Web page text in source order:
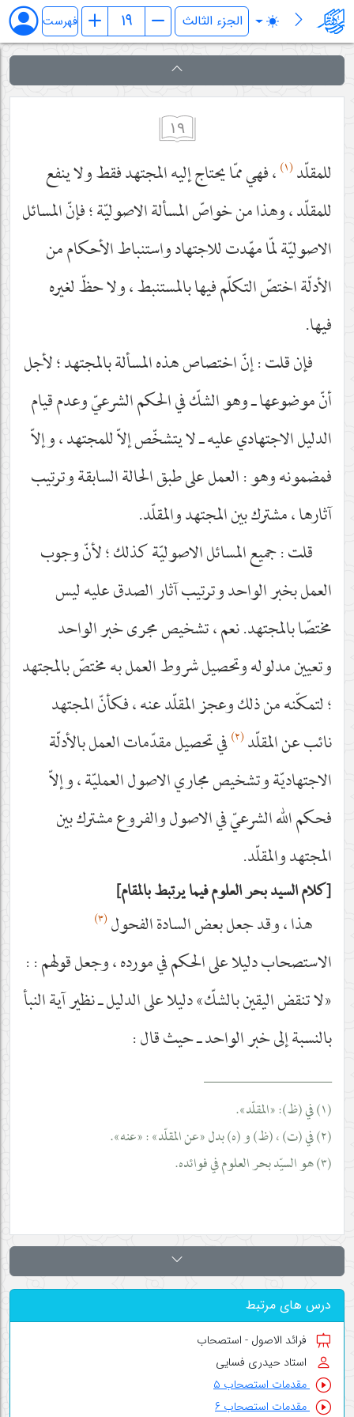
فرائد الاصول (رسائل) فهرست
١٩
للمقلّد(١) ، فهي ممّا يحتاج إليه المجتهد فقط ولا ينفع
للمقلّد ، وهذا من خواصّ المسألة الاصوليّة ؛ فإنّ المسائل
الاصوليّة لمّا مهّدت للاجتهاد واستنباط الأحكام من
الأدلّة اختصّ التكلّم فيها بالمستنبط ، ولا حظّ لغيره
فيها.
فإن قلت : إنّ اختصاص هذه المسألة بالمجتهد ؛ لأجل
أنّ موضوعها ـ وهو الشكّ في الحكم الشرعيّ وعدم قيام
الدليل الاجتهادي عليه ـ لا يتشخّص إلاّ للمجتهد ، وإلاّ
فمضمونه وهو : العمل على طبق الحالة السابقة وترتيب
آثارها ، مشترك بين المجتهد والمقلّد.
قلت : جميع المسائل الاصوليّة كذلك ؛ لأنّ وجوب
العمل بخبر الواحد وترتيب آثار الصدق عليه ليس
مختصّا بالمجتهد. نعم ، تشخيص مجرى خبر الواحد
وتعيين مدلوله وتحصيل شروط العمل به مختصّ بالمجتهد
؛ لتمكّنه من ذلك وعجز المقلّد عنه ، فكأنّ المجتهد
نائب عن المقلّد(٢) في تحصيل مقدّمات العمل بالأدلّة
الاجتهاديّة وتشخيص مجاري الاصول العمليّة ، وإلاّ
فحكم الله الشرعيّ في الاصول والفروع مشترك بين
المجتهد والمقلّد.
كلام السيد بحر العلوم فيما يرتبط بالمقام
هذا ، وقد جعل بعض السادة الفحول(٣)
الاستصحاب دليلا على الحكم في مورده ، وجعل قولهم:
:
«لا تنقض اليقين بالشكّ» دليلا على الدليل ـ نظير آية النبأ
بالنسبة إلى خبر الواحد ـ حيث قال :
__________________
(١) في (ظ): «المقلّد».
(٢) في (ت) ، (ظ) و (ه) بدل «عن المقلّد» : «عنه».
(٣) هو السيّد بحر العلوم في فوائده.
درس های مرتبط
فرائد الاصول - استصحاب
استاد حیدری فسایی
مقدمات استصحاب ۵
مقدمات استصحاب ۶